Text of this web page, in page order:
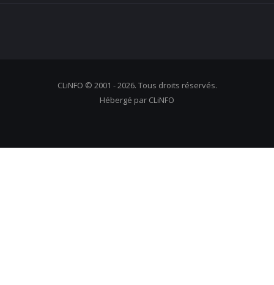
CLiNFO © 2001 - 2026. Tous droits réservés.
Hébergé par CLiNFO